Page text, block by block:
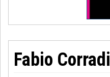
Fabio Corradi